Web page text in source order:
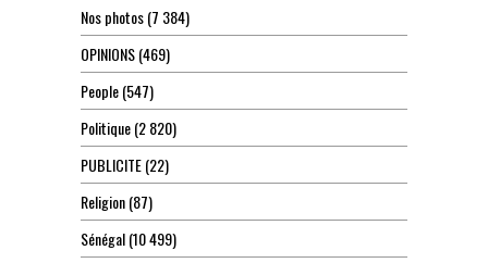
Nos photos(7 384)
OPINIONS(469)
People(547)
Politique(2 820)
PUBLICITE(22)
Religion(87)
Sénégal(10 499)